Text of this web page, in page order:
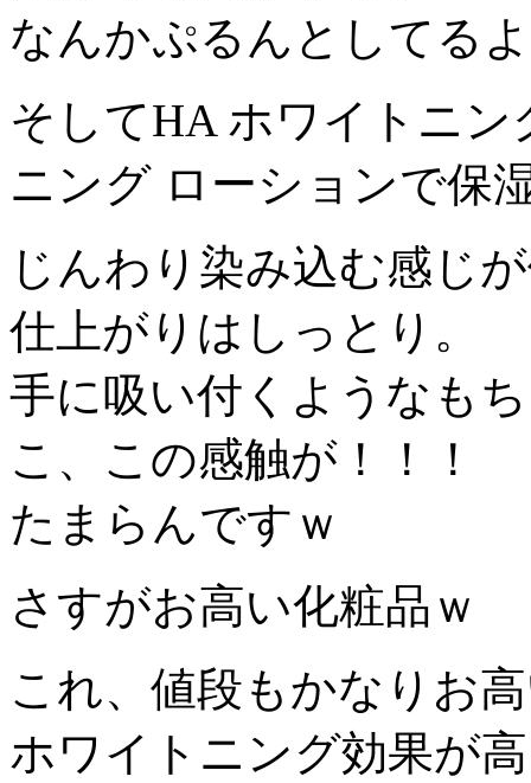
なんかぷるんとしてる
そしてHA ホワイトニ
ニング ローションで保
じんわり染み込む感じ
仕上がりはしっとり。
手に吸い付くようなも
こ、この感触が！！！
たまらんですｗ
さすがお高い化粧品ｗ
これ、値段もかなりお
ホワイトニング効果が